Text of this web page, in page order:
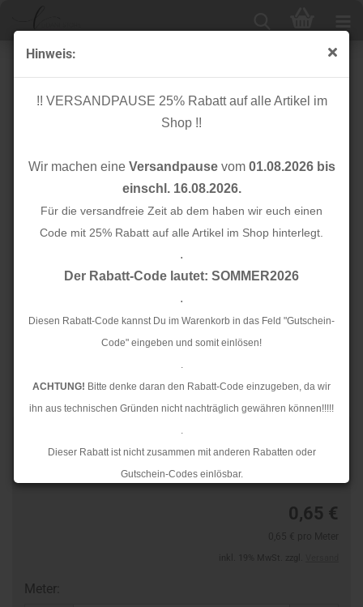
Hinweis:
!! VERSANDPAUSE 25% Rabatt auf alle Artikel im
Shop !!
Wir machen eine Versandpausevom 01.08.2026 bis
einschl. 16.08.2026.
Für die versandfreie Zeit ab dem haben wir euch einen
Code mit 25% Rabatt auf alle Artikel im Shop hinterlegt.
.
Der Rabatt-Code lautet: SOMMER2026
.
Diesen Rabatt-Code kannst Du im Warenkorb in das Feld "Gutschein-
Code" eingeben und somit einlösen!
.
ACHTUNG! Bitte denke daran den Rabatt-Code einzugeben, da wir
ihn aus technischen Gründen nicht nachträglich gewähren können!!!!!
.
Dieser Rabatt ist nicht zusammen mit anderen Rabatten oder
Gutschein-Codes einlösbar.
Ab dem 17.08.2026 versenden wir wieder wie gewohnt. Aufgrund des
Satinband - Hoodieband - dunkelbraun - 25 mm
0,65 €
Meter: